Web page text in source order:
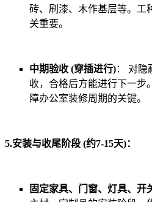
砖、刷漆、木作基层等。工
关重要。
中期验收 (穿插进行)： 对隐
收，合格后方能进行下一步
障办公室装修周期的关键。
5.安装与收尾阶段 (约7-15天)：
固定家具、门窗、灯具、开